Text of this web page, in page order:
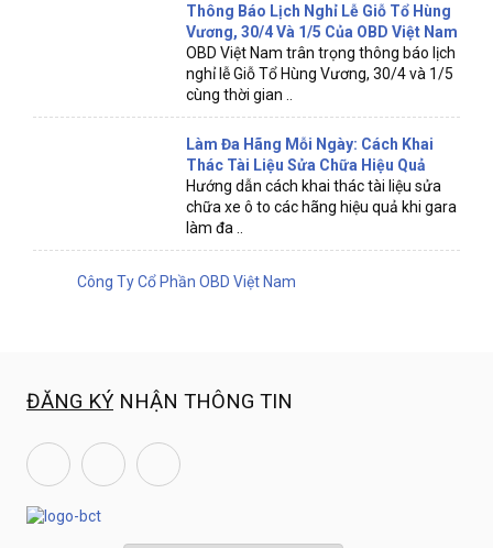
Thông Báo Lịch Nghỉ Lễ Giỗ Tổ Hùng
Vương, 30/4 Và 1/5 Của OBD Việt Nam
OBD Việt Nam trân trọng thông báo lịch
nghỉ lễ Giỗ Tổ Hùng Vương, 30/4 và 1/5
cùng thời gian ..
Làm Đa Hãng Mỗi Ngày: Cách Khai
Thác Tài Liệu Sửa Chữa Hiệu Quả
Hướng dẫn cách khai thác tài liệu sửa
chữa xe ô to các hãng hiệu quả khi gara
làm đa ..
Công Ty Cổ Phần OBD Việt Nam
ĐĂNG KÝ NHẬN THÔNG TIN